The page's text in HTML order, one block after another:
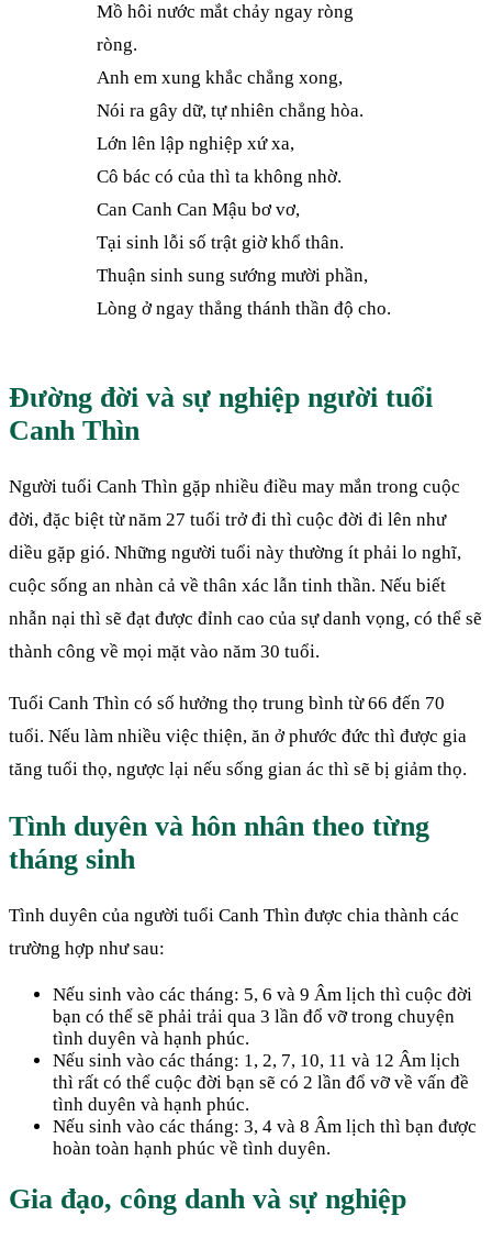
Mồ hôi nước mắt chảy ngay ròng
ròng.
Anh em xung khắc chẳng xong,
Nói ra gây dữ, tự nhiên chẳng hòa.
Lớn lên lập nghiệp xứ xa,
Cô bác có của thì ta không nhờ.
Can Canh Can Mậu bơ vơ,
Tại sinh lỗi số trật giờ khổ thân.
Thuận sinh sung sướng mười phần,
Lòng ở ngay thẳng thánh thần độ cho.
Đường đời và sự nghiệp người tuổi
Canh Thìn
Người tuổi Canh Thìn gặp nhiều điều may mắn trong cuộc
đời, đặc biệt từ năm 27 tuổi trở đi thì cuộc đời đi lên như
diều gặp gió. Những người tuổi này thường ít phải lo nghĩ,
cuộc sống an nhàn cả về thân xác lẫn tinh thần. Nếu biết
nhẫn nại thì sẽ đạt được đỉnh cao của sự danh vọng, có thể sẽ
thành công về mọi mặt vào năm 30 tuổi.
Tuổi Canh Thìn có số hưởng thọ trung bình từ 66 đến 70
tuổi. Nếu làm nhiều việc thiện, ăn ở phước đức thì được gia
tăng tuổi thọ, ngược lại nếu sống gian ác thì sẽ bị giảm thọ.
Tình duyên và hôn nhân theo từng
tháng sinh
Tình duyên của người tuổi Canh Thìn được chia thành các
trường hợp như sau:
Nếu sinh vào các tháng: 5, 6 và 9 Âm lịch thì cuộc đời
bạn có thể sẽ phải trải qua 3 lần đổ vỡ trong chuyện
tình duyên và hạnh phúc.
Nếu sinh vào các tháng: 1, 2, 7, 10, 11 và 12 Âm lịch
thì rất có thể cuộc đời bạn sẽ có 2 lần đổ vỡ về vấn đề
tình duyên và hạnh phúc.
Nếu sinh vào các tháng: 3, 4 và 8 Âm lịch thì bạn được
hoàn toàn hạnh phúc về tình duyên.
Gia đạo, công danh và sự nghiệp